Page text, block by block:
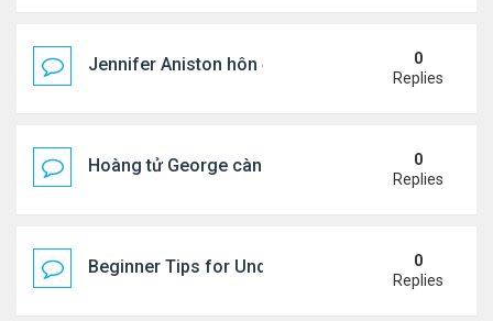
Jennifer Aniston hôn đắm đuối bạn trai trên du
0
Replies
Hoàng tử George càng lớn càng điển trai0
Replies
Beginner Tips for Understanding Diablo 4 Items
0
Replies